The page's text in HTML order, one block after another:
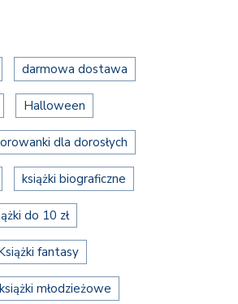
darmowa dostawa
Halloween
dla dorosłych
książki biograficzne
do 10 zł
fantasy
książki młodzieżowe